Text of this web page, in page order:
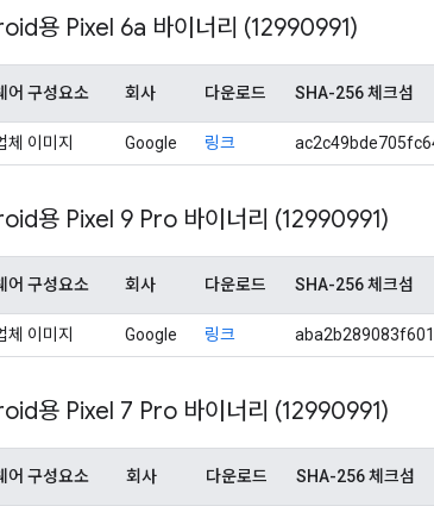
용 Pixel 6a 바이너리 (12990991)
어 구성요소 회사 다운로드 SHA-256 체크섬
체 이미지 Google 링크
용 Pixel 9 Pro 바이너리 (12990991)
어 구성요소 회사 다운로드 SHA-256 체크섬
체 이미지 Google 링크
용 Pixel 7 Pro 바이너리 (12990991)
어 구성요소 회사 다운로드 SHA-256 체크섬